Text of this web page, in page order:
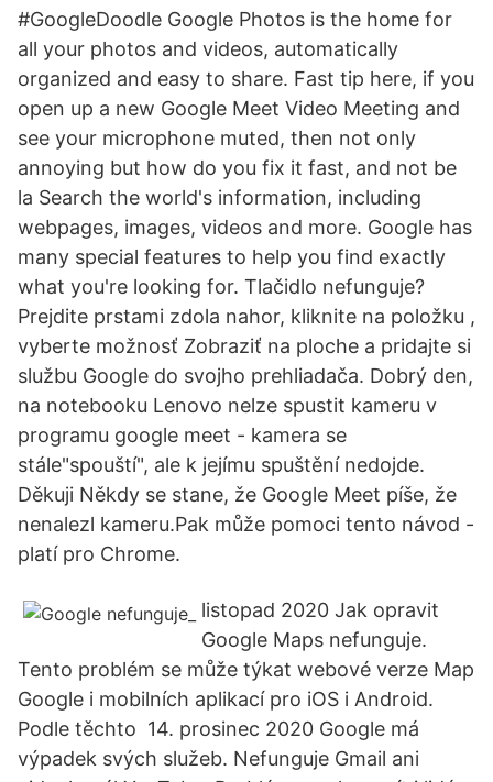
#GoogleDoodle Google Photos is the home for
all your photos and videos, automatically
organized and easy to share. Fast tip here, if you
open up a new Google Meet Video Meeting and
see your microphone muted, then not only
annoying but how do you fix it fast, and not be
la Search the world's information, including
webpages, images, videos and more. Google has
many special features to help you find exactly
what you're looking for. Tlačidlo nefunguje?
Prejdite prstami zdola nahor, kliknite na položku ,
vyberte možnosť Zobraziť na ploche a pridajte si
službu Google do svojho prehliadača. Dobrý den,
na notebooku Lenovo nelze spustit kameru v
programu google meet - kamera se
stále"spouští", ale k jejímu spuštění nedojde.
Děkuji Někdy se stane, že Google Meet píše, že
nenalezl kameru.Pak může pomoci tento návod -
platí pro Chrome.
listopad 2020 Jak opravit
Google Maps nefunguje.
Tento problém se může týkat webové verze Map
Google i mobilních aplikací pro iOS i Android.
Podle těchto 14. prosinec 2020 Google má
výpadek svých služeb. Nefunguje Gmail ani